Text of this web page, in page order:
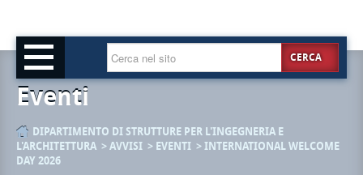
CERCA
Eventi
DIPARTIMENTO DI STRUTTURE PER L'INGEGNERIA E
L'ARCHITETTURA
AVVISI EVENTI
INTERNATIONAL WELCOME
DAY 2026